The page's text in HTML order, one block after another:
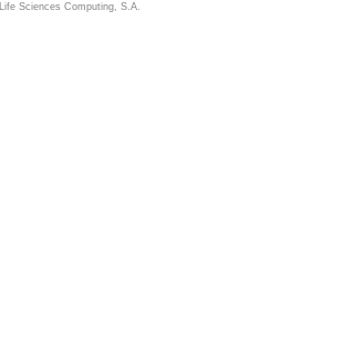
Sciences Computing, S.A.